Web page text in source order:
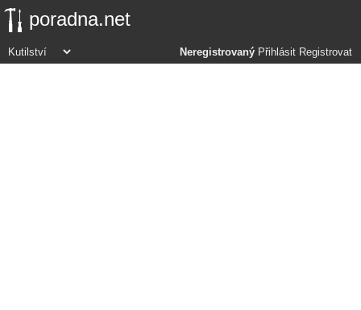
poradna.net
Neregistrovaný Přihlásit Registrovat